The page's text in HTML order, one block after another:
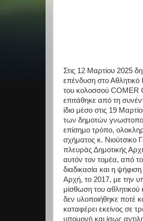
Στις 12 Μαρτίου 2025
επένδυση στο
του κολοσσού COMER
επιτάθηκε από τη
ίδιο μέσο στις 19
των δημοτών
επίσημο τρόπο,
σχήματος κ. Νιούτσικο
πλευράς Δημοτικής
αυτόν τον τομέα, από
διαδικασία και η
Αρχή, το 2017, με την
μίσθωση του
δεν υλοποιήθηκε ποτέ
καταφέρει εκείνος σε
υπομονή και ίσως